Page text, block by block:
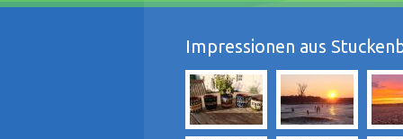
Impressionen aus